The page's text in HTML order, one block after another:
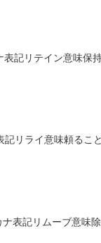
表記リテイン意味保
リライ意味頼ること
表記リムーブ意味